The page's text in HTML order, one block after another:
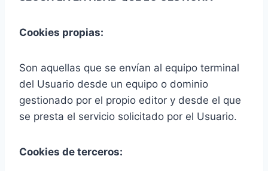
Cookies propias:
Son aquellas que se envían al equipo terminal
del Usuario desde un equipo o dominio
gestionado por el propio editor y desde el que
se presta el servicio solicitado por el Usuario.
Cookies de terceros: